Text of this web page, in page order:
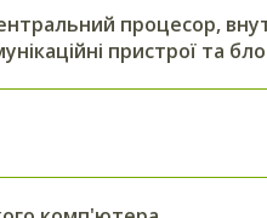
процесор,
пристрої та